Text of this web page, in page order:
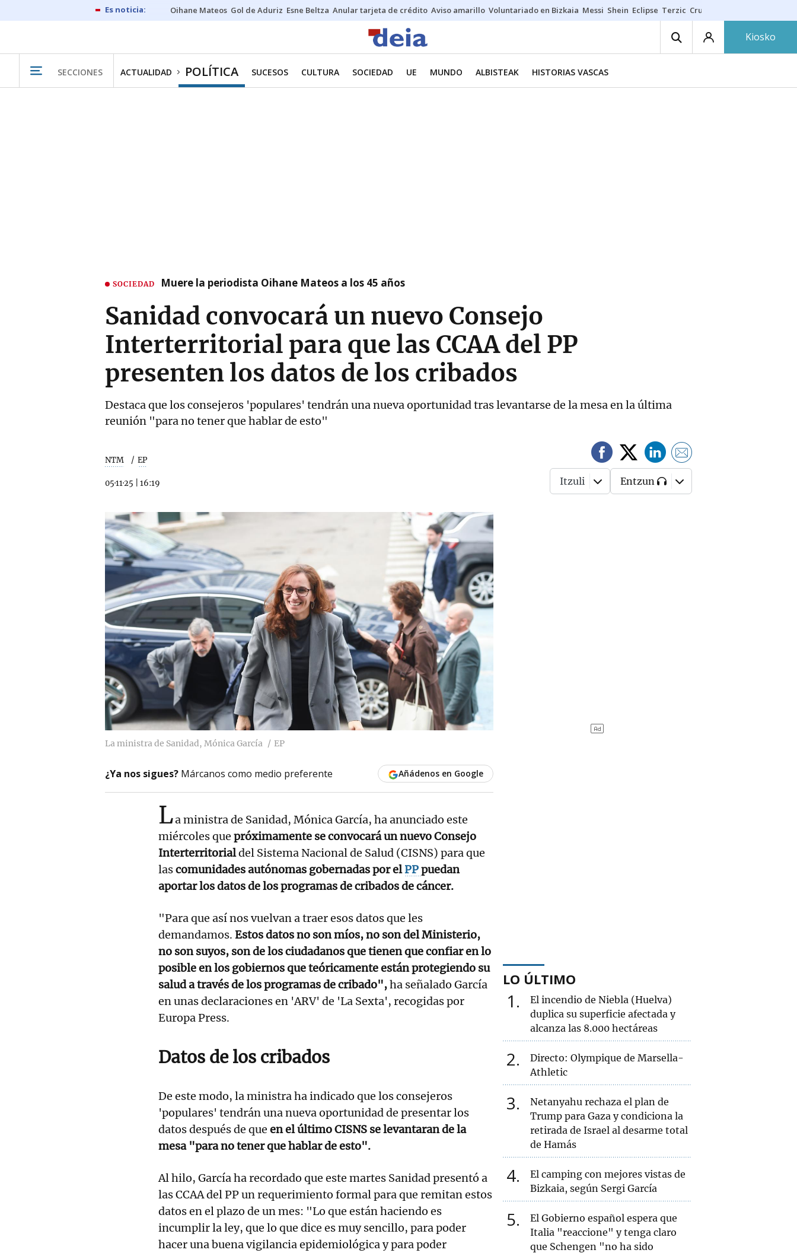
Oihane Mateos Gol de Aduriz Esne Beltza Anular tarjeta de crédito Aviso amarillo Voluntariado en Bizkaia Messi Shein Eclipse Terzic Cruz Gorbeia
Kiosko
SECCIONES ACTUALIDAD POLÍTICA SUCESOS CULTURA SOCIEDAD UE MUNDO ALBISTEAK HISTORIAS VASCAS
SOCIEDAD Muere la periodista Oihane Mateos a los 45 años
Sanidad convocará un nuevo Consejo
Interterritorial para que las CCAA del PP
presenten los datos de los cribados
Destaca que los consejeros 'populares' tendrán una nueva oportunidad tras levantarse de la mesa en la última
reunión "para no tener que hablar de esto"
NTM EP
05·11·25 16:19 Itzuli Entzun
La ministra de Sanidad, Mónica García EP
¿Ya nos sigues? Márcanos como medio preferente Añádenos en Google
La ministra de Sanidad, Mónica García, ha anunciado este
miércoles que próximamente se convocará un nuevo Consejo
Interterritorialdel Sistema Nacional de Salud (CISNS) para que
lascomunidades autónomas gobernadas por elPPpuedan
aportar los datos de los programas de cribados de cáncer.
"Para que así nos vuelvan a traer esos datos que les
demandamos. Estos datos no son míos, no son del Ministerio,
no son suyos, son de los ciudadanos que tienen que confiar en lo
posible en los gobiernos que teóricamente están protegiendo su
salud a través de los programas de cribado",ha señalado García
en unas declaraciones en 'ARV' de 'La Sexta', recogidas por
Europa Press.
Datos de los cribados
De este modo, la ministra ha indicado que los consejeros
'populares' tendrán una nueva oportunidad de presentar los
datos después de que en el último CISNS se levantaran de la
mesa "para no tener que hablar de esto".
Al hilo, García ha recordado que este martes Sanidad presentó a
las CCAA del PP un requerimiento formal para que remitan estos
datos en el plazo de un mes: "Lo que están haciendo es
incumplir la ley, que lo que dice es muy sencillo, para poder
hacer una buena vigilancia epidemiológica y para poder
LO ÚLTIMO
1
El incendio de Niebla (Huelva)
duplica su superficie afectada y
alcanza las 8.000 hectáreas
2
Directo: Olympique de Marsella-
Athletic
3
Netanyahu rechaza el plan de
Trump para Gaza y condiciona la
retirada de Israel al desarme total
de Hamás
4
El camping con mejores vistas de
Bizkaia, según Sergi García
5
El Gobierno español espera que
Italia "reaccione" y tenga claro
que Schengen "no ha sido